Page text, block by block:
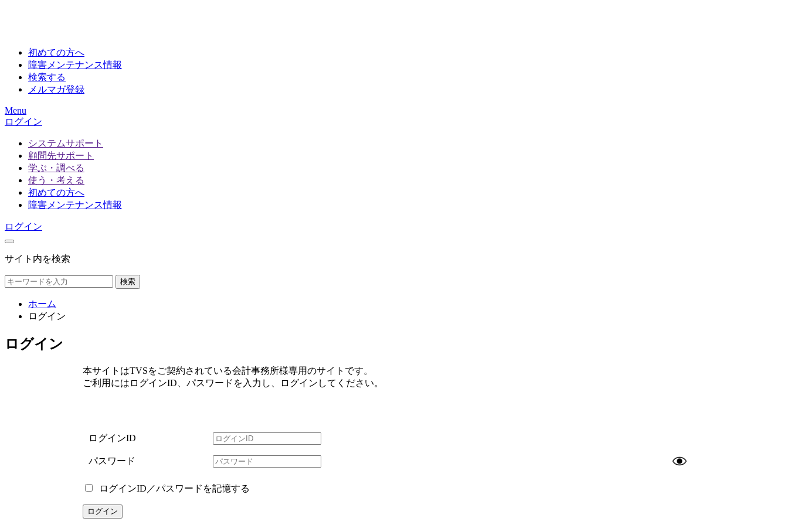
初めての方へ
障害メンテナンス情報
検索する
メルマガ登録
Menu
ログイン
システムサポート
顧問先サポート
学ぶ・調べる
使う・考える
初めての方へ
障害メンテナンス情報
ログイン
サイト内を検索
検索
ホーム
ログイン
ログイン
本サイトはTVSをご契約されている会計事務所様専用のサイトです。
ご利用にはログインID、パスワードを入力し、ログインしてください。
ログインID
パスワード
ログインID／パスワードを記憶する
ログイン